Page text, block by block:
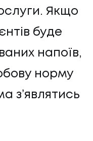
Якщо
буде
напоїв,
норму
зʼявлятись